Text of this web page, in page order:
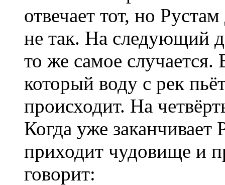
отвечает тот, но
не так. На следующий
то же самое случается.
который воду с рек
происходит. На
Когда уже заканчивает
приходит чудовище и
говорит: